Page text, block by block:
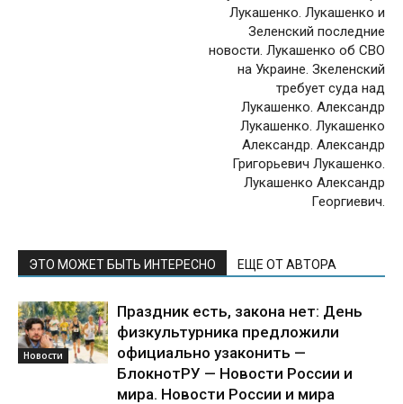
Лукашенко. Лукашенко и
Зеленский последние
новости. Лукашенко об СВО
на Украине. Зкеленский
требует суда над
Лукашенко. Александр
Лукашенко. Лукашенко
Александр. Александр
Григорьевич Лукашенко.
Лукашенко Александр
Георгиевич.
ЭТО МОЖЕТ БЫТЬ ИНТЕРЕСНО ЕЩЕ ОТ АВТОРА
Новости
Праздник есть, закона нет: День
физкультурника предложили
официально узаконить —
БлокнотРУ — Новости России и
мира. Новости России и мира